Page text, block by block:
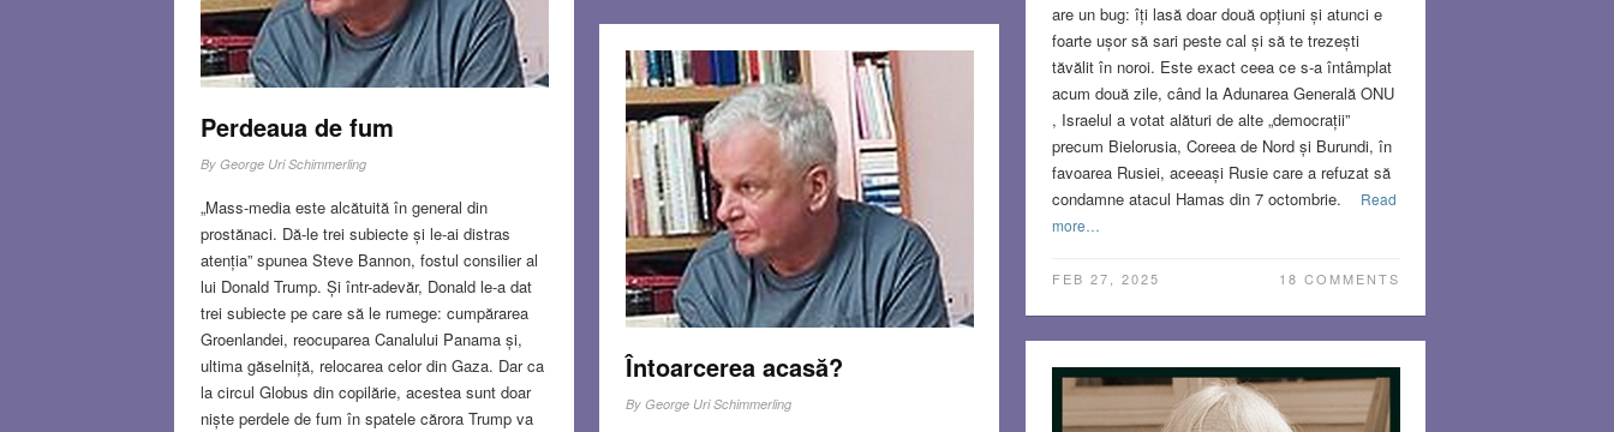
are un bug: îți lasă doar două opțiuni și atunci e
foarte ușor să sari peste cal și să te trezești
tăvălit în noroi. Este exact ceea ce s-a întâmplat
acum două zile, când la Adunarea Generală ONU
, Israelul a votat alături de alte „democrații”
precum Bielorusia, Coreea de Nord și Burundi, în
favoarea Rusiei, aceeași Rusie care a refuzat să
condamne atacul Hamas din 7 octombrie.
Read
more…
FEB 27, 2025 18 COMMENTS
Perdeaua de fum
By George Uri Schimmerling
„Mass-media este alcătuită în general din
prostănaci. Dă-le trei subiecte și le-ai distras
atenția” spunea Steve Bannon, fostul consilier al
lui Donald Trump. Și într-adevăr, Donald le-a dat
trei subiecte pe care să le rumege: cumpărarea
Groenlandei, reocuparea Canalului Panama și,
ultima găselniță, relocarea celor din Gaza. Dar ca
la circul Globus din copilărie, acestea sunt doar
niște perdele de fum în spatele cărora Trump va
Întoarcerea acasă?
By George Uri Schimmerling